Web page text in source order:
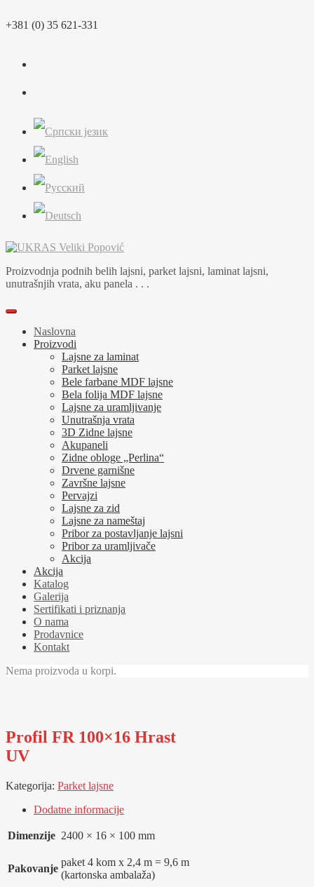
to
+381 (0) 35 621-331
Proizvodnja podnih belih lajsni, parket lajsni, laminat lajsni,
unutrašnjih vrata, aku panela . . .
Naslovna
Proizvodi
Lajsne za laminat
Parket lajsne
Bele farbane MDF lajsne
Bela folija MDF lajsne
Lajsne za uramljivanje
Unutrašnja vrata
3D Zidne lajsne
Akupaneli
Zidne obloge „Perlina“
Drvene garnišne
Završne lajsne
Pervajzi
Lajsne za zid
Lajsne za nameštaj
Pribor za postavljanje lajsni
Pribor za uramljivače
Akcija
Akcija
Katalog
Galerija
Sertifikati i priznanja
O nama
Prodavnice
Kontakt
Nema proizvoda u korpi.
Profil FR 100×16 Hrast
UV
Kategorija: Parket lajsne
Dodatne informacije
Dimenzije 2400 × 16 × 100 mm
Pakovanje
paket 4 kom x 2,4 m = 9,6 m
(kartonska ambalaža)